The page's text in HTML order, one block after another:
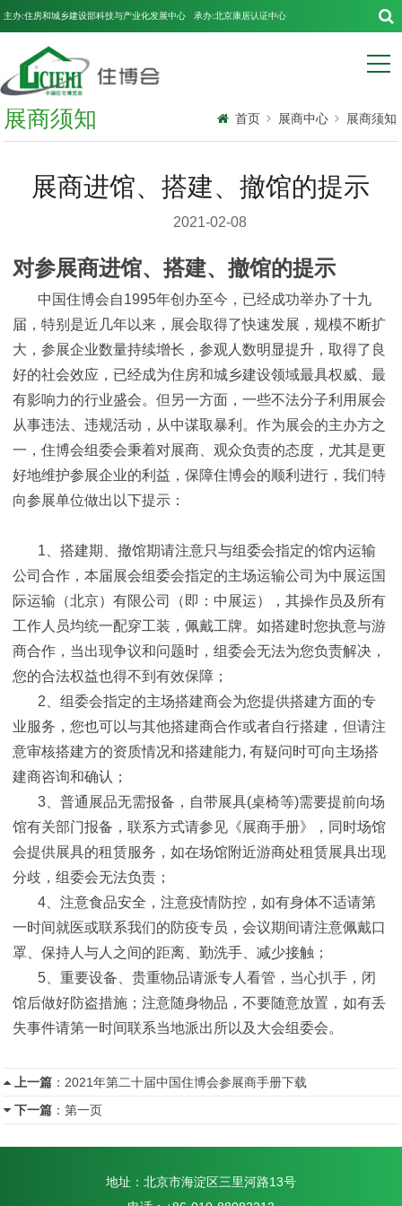
主办:住房和城乡建设部科技与产业化发展中心 承办:北京康居认证中心
展商须知 首页 展商中心 展商须知
展商进馆、搭建、撤馆的提示
2021-02-08
对参展商进馆、搭建、撤馆的提示
中国住博会自1995年创办至今，已经成功举办了十九
届，特别是近几年以来，展会取得了快速发展，规模不断扩
大，参展企业数量持续增长，参观人数明显提升，取得了良
好的社会效应，已经成为住房和城乡建设领域最具权威、最
有影响力的行业盛会。但另一方面，一些不法分子利用展会
从事违法、违规活动，从中谋取暴利。作为展会的主办方之
一，住博会组委会秉着对展商、观众负责的态度，尤其是更
好地维护参展企业的利益，保障住博会的顺利进行，我们特
向参展单位做出以下提示：
1、搭建期、撤馆期请注意只与组委会指定的馆内运输
公司合作，本届展会组委会指定的主场运输公司为中展运国
际运输（北京）有限公司（即：中展运），其操作员及所有
工作人员均统一配穿工装，佩戴工牌。如搭建时您执意与游
商合作，当出现争议和问题时，组委会无法为您负责解决，
您的合法权益也得不到有效保障；
2、组委会指定的主场搭建商会为您提供搭建方面的专
业服务，您也可以与其他搭建商合作或者自行搭建，但请注
意审核搭建方的资质情况和搭建能力, 有疑问时可向主场搭
建商咨询和确认；
3、普通展品无需报备，自带展具(桌椅等)需要提前向场
馆有关部门报备，联系方式请参见《展商手册》，同时场馆
会提供展具的租赁服务，如在场馆附近游商处租赁展具出现
分歧，组委会无法负责；
4、注意食品安全，注意疫情防控，如有身体不适请第
一时间就医或联系我们的防疫专员，会议期间请注意佩戴口
罩、保持人与人之间的距离、勤洗手、减少接触；
5、重要设备、贵重物品请派专人看管，当心扒手，闭
馆后做好防盗措施；注意随身物品，不要随意放置，如有丢
失事件请第一时间联系当地派出所以及大会组委会。
上一篇 ： 2021年第二十届中国住博会参展商手册下载
下一篇 ：第一页
地址：北京市海淀区三里河路13号